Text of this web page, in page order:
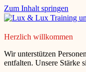
Zum Inhalt springen
Herzlich willkommen
Wir unterstützen
entfalten. Unsere Stärke